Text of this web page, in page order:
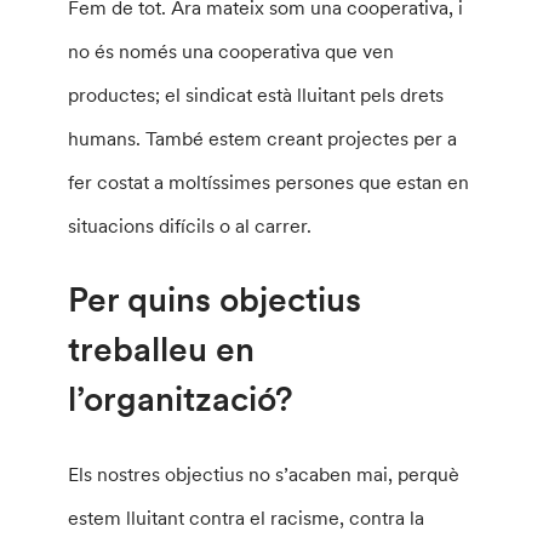
Fem de tot. Ara mateix som una cooperativa, i
no és només una cooperativa que ven
productes; el sindicat està lluitant pels drets
humans. També estem creant projectes per a
fer costat a moltíssimes persones que estan en
situacions difícils o al carrer.
Per quins objectius
treballeu en
l’organització?
Els nostres objectius no s’acaben mai, perquè
estem lluitant contra el racisme, contra la